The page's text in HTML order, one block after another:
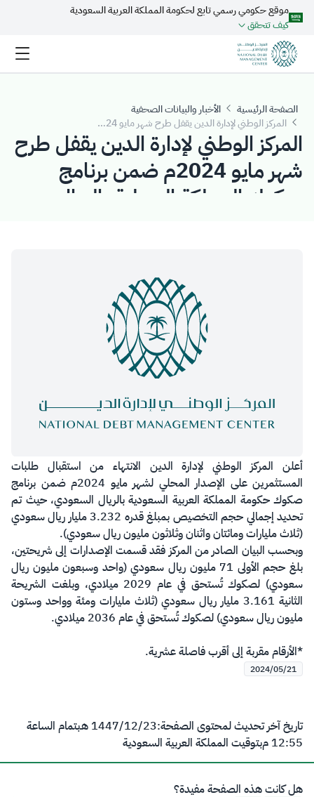
تخطي إلى المحتوى الرئيسي
موقع حكومي رسمي تابع لحكومة المملكة العربية السعودية
كيف تتحقق
الصفحة الرئيسية
الأخبار والبيانات الصحفية
المركز الوطني لإدارة الدين يقفل طرح شهر مايو 2024م ضمن برنامج صكوك المملكة المحلية بالريال السعودي بمبلغ إجمالي قدره (3.232) مليار ريال سعودي
المركز الوطني لإدارة الدين يقفل طرح
شهر مايو 2024م ضمن برنامج
صكوك المملكة المحلية بالريال
أعلن المركز الوطني لإدارة الدين الانتهاء من استقبال طلبات
المستثمرين على الإصدار المحلي لشهر مايو 2024م ضمن برنامج
صكوك حكومة المملكة العربية السعودية بالريال السعودي، حيث تم
تحديد إجمالي حجم التخصيص بمبلغ قدره 3.232 مليار ريال سعودي
(ثلاث مليارات ومائتان واثنان وثلاثون مليون ريال سعودي).
وبحسب البيان الصادر من المركز فقد قسمت الإصدارات إلى شريحتين،
بلغ حجم الأولى 71 مليون ريال سعودي (واحد وسبعون مليون ريال
سعودي) لصكوك تُستحق في عام 2029 ميلادي، وبلغت الشريحة
الثانية 3.161 مليار ريال سعودي (ثلاث مليارات ومئة وواحد وستون
مليون ريال سعودي) لصكوك تُستحق في عام 2036 ميلادي.
​*الأرقام مقربة إلى أقرب فاصلة عشرية.
2024/05/21
تاريخ آخر تحديث لمحتوى الصفحة:23‏/12‏/1447 هـ
بتمام الساعة
12:55 م
بتوقيت المملكة العربية السعودية
هل كانت هذه الصفحة مفيدة؟